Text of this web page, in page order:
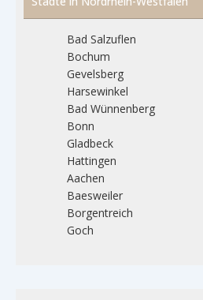
Bad Salzuflen
Bochum
Gevelsberg
Harsewinkel
Bad Wünnenberg
Bonn
Gladbeck
Hattingen
Aachen
Baesweiler
Borgentreich
Goch